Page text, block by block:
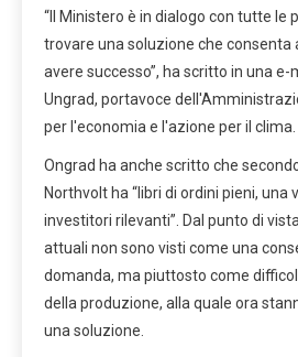
“Il Ministero è in dialogo con tutte le
trovare una soluzione che consenta
avere successo”, ha scritto in una e-
Ungrad, portavoce
per l'economia e l'azione per il clima.
Ongrad ha anche scritto che
Northvolt ha “libri di ordini pieni, una
investitori rilevanti”. Dal punto di
attuali non sono visti come una
domanda, ma piuttosto come
della produzione, alla quale ora
una soluzione.